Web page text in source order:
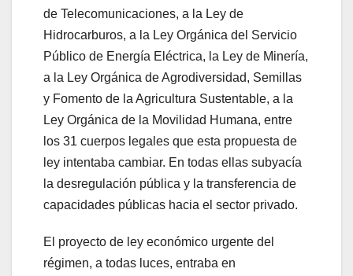
de Telecomunicaciones, a la Ley de
Hidrocarburos, a la Ley Orgánica del Servicio
Público de Energía Eléctrica, la Ley de Minería,
a la Ley Orgánica de Agrodiversidad, Semillas
y Fomento de la Agricultura Sustentable, a la
Ley Orgánica de la Movilidad Humana, entre
los 31 cuerpos legales que esta propuesta de
ley intentaba cambiar. En todas ellas subyacía
la desregulación pública y la transferencia de
capacidades públicas hacia el sector privado.
El proyecto de ley económico urgente del
régimen, a todas luces, entraba en